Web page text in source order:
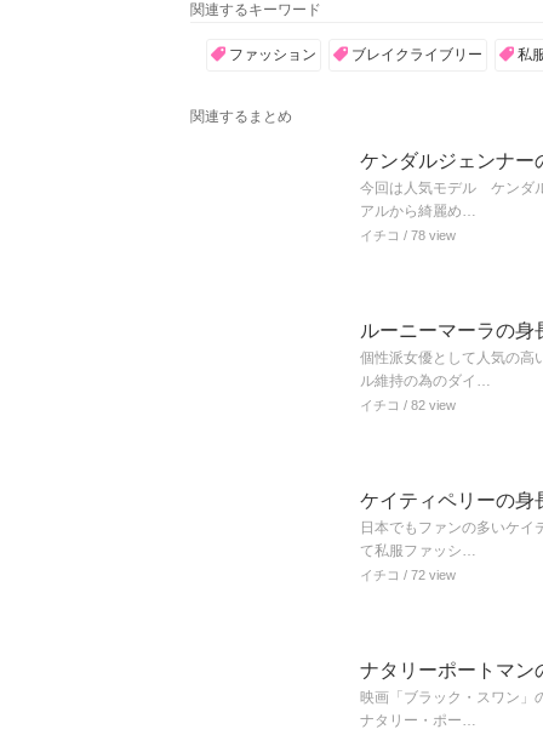
関連するキーワード
ファッション ブレイクライブリー 私
関連するまとめ
ケンダルジェンナー
今回は人気モデル ケンダ
アルから綺麗め…
イチコ / 78 view
ルーニーマーラの
個性派女優として人気の高
ル維持の為のダイ…
イチコ / 82 view
ケイティペリーの身
日本でもファンの多いケ
て私服ファッシ…
イチコ / 72 view
ナタリーポートマン
映画「ブラック・スワン」
ナタリー・ポー…